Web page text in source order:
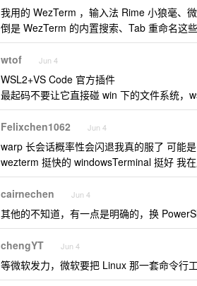
我用的 WezTerm ，输入法 Rime 小狼毫、
倒是 WezTerm 的内置搜索、Tab 重命名这
wtof Jun 4
WSL2+VS Code 官方插件
最起码不要让它直接碰 win 下的文件系统，
Felixchen1062 Jun 4
warp 长会话概率性会闪退我真的服了 可能
wezterm 挺快的 windowsTerminal 挺好 我
cairnechen Jun 4
其他的不知道，有一点是明确的，换
chengYT Jun 4
等微软发力，微软要把 Linux 那一套命令行